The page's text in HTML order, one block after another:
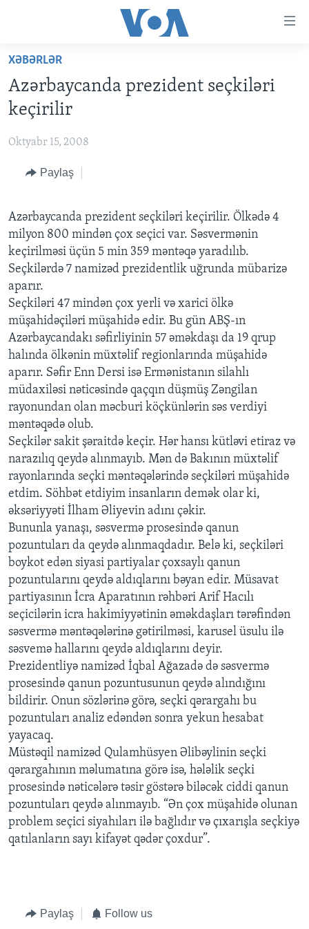
Skip
main
content
to
Navigation
Search
ANA SƏHİFƏ
PROQRAMLAR
DÜNYAYA BAXIŞ
FAKTLAR NƏ DEYIR?
AZƏRBAYCAN
DÜNYA
UKRAYNA BÖHRANI
ABŞ
VIDEOLAR
MEDIA AZADLIĞI
BAŞ MƏQALƏ
LEARNING ENGLISH
BIZI IZLƏYIN
Dillər
XƏBƏRLƏR
Azərbaycanda prezident seçkiləri
keçirilir
Oktyabr 15, 2008
Paylaş
Azərbaycanda prezident seçkiləri keçirilir. Ölkədə 4
milyon 800 mindən çox seçici var. Səsvermənin
keçirilməsi üçün 5 min 359 məntəqə yaradılıb.
Seçkilərdə 7 namizəd prezidentlik uğrunda mübarizə
aparır.
Seçkiləri 47 mindən çox yerli və xarici ölkə
müşahidəçiləri müşahidə edir. Bu gün ABŞ-ın
Azərbaycandakı səfirliyinin 57 əməkdaşı da 19 qrup
halında ölkənin müxtəlif regionlarında müşahidə
aparır. Səfir Enn Dersi isə Ermənistanın silahlı
müdaxiləsi nəticəsində qaçqın düşmüş Zəngilan
rayonundan olan məcburi köçkünlərin səs verdiyi
məntəqədə olub.
Seçkilər sakit şəraitdə keçir. Hər hansı kütləvi etiraz və
narazılıq qeydə alınmayıb. Mən də Bakının müxtəlif
rayonlarında seçki məntəqələrində seçkiləri müşahidə
etdim. Söhbət etdiyim insanların demək olar ki,
əksəriyyəti İlham Əliyevin adını çəkir.
Bununla yanaşı, səsvermə prosesində qanun
pozuntuları da qeydə alınmaqdadır. Belə ki, seçkiləri
boykot edən siyasi partiyalar çoxsaylı qanun
pozuntularını qeydə aldıqlarını bəyan edir. Müsavat
partiyasının İcra Aparatının rəhbəri Arif Hacılı
seçicilərin icra hakimiyyətinin əməkdaşları tərəfindən
səsvermə məntəqələrinə gətirilməsi, karusel üsulu ilə
səsvemə hallarını qeydə aldıqlarını deyir.
Prezidentliyə namizəd İqbal Ağazadə də səsvermə
prosesində qanun pozuntusunun qeydə alındığını
bildirir. Onun sözlərinə görə, seçki qərargahı bu
pozuntuları analiz edəndən sonra yekun hesabat
yayacaq.
Müstəqil namizəd Qulamhüsyen Əlibəylinin seçki
qərargahının məlumatına görə isə, hələlik seçki
prosesində nəticələrə təsir göstərə biləcək ciddi qanun
pozuntuları qeydə alınmayıb. “Ən çox müşahidə olunan
problem seçici siyahıları ilə bağlıdır və çıxarışla seçkiyə
qatılanların sayı kifayət qədər çoxdur”.
Paylaş Follow us